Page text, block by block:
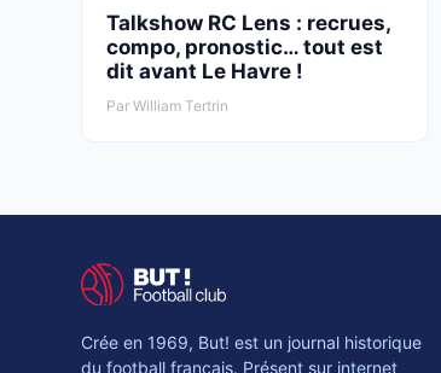
Talkshow RC Lens : recrues,
compo, pronostic… tout est
dit avant Le Havre !
Par William Tertrin
Crée en 1969, But! est un journal historique
du football français. Présent sur internet